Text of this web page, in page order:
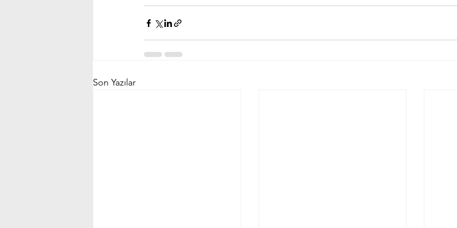
Son Yazılar